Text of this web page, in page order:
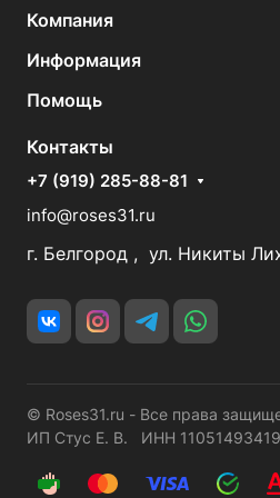
Компания
Информация
Помощь
Контакты
+7 (919) 285-88-81
info@roses31.ru
г. Белгород , ул. Никиты
© Roses31.ru - Все права
ИП Стус Е. В. ИНН